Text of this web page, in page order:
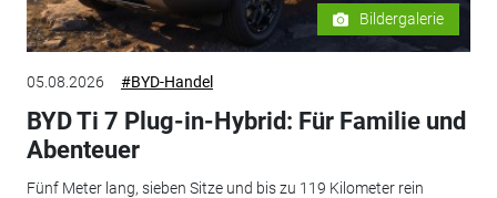
Bildergalerie
05.08.2026 #BYD-Handel
BYD Ti 7 Plug-in-Hybrid: Für Familie und
Abenteuer
Fünf Meter lang, sieben Sitze und bis zu 119 Kilometer rein